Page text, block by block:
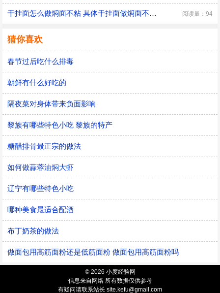
干挂面怎么做焖面不粘 具体干挂面做焖面不粘的方法 阅读量：94
猜你喜欢
春节过后吃什么排毒
朝鲜有什么好吃的
隔夜菜对身体带来负面影响
黎族有哪些特色小吃 黎族的特产
糖醋排骨最正宗的做法
如何做蒜蓉油焖大虾
辽宁有哪些特色小吃
哪种美食最适合配酒
布丁奶茶的做法
做面包用高筋面粉还是低筋面粉 做面包用高筋面粉吗
© 2026 小度经验网
信息来自网络 所有数据仅供参考
有疑问请联系站长 site.kefu@gmail.com